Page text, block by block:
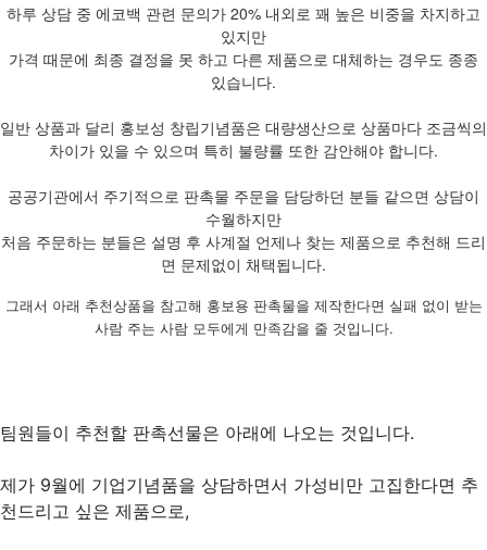
하루 상담 중 에코백 관련 문의가 20% 내외로 꽤 높은 비중을 차지하고
있지만
가격 때문에 최종 결정을 못 하고 다른 제품으로 대체하는 경우도 종종
있습니다.
일반 상품과 달리 홍보성 창립기념품은 대량생산으로 상품마다 조금씩의
차이가 있을 수 있으며 특히 불량률 또한 감안해야 합니다.
공공기관에서 주기적으로 판촉물 주문을 담당하던 분들 같으면 상담이
수월하지만
처음 주문하는 분들은 설명 후 사계절 언제나 찾는 제품으로 추천해 드리
면 문제없이 채택됩니다.
그래서 아래 추천상품을 참고해 홍보용 판촉물을 제작한다면 실패 없이 받는
사람 주는 사람 모두에게 만족감을 줄 것입니다.
팀원들이 추천할 판촉선물은 아래에 나오는 것입니다.
제가 9월에 기업기념품을 상담하면서 가성비만 고집한다면 추
천드리고 싶은 제품으로,